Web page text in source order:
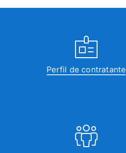
Perfil de contratante